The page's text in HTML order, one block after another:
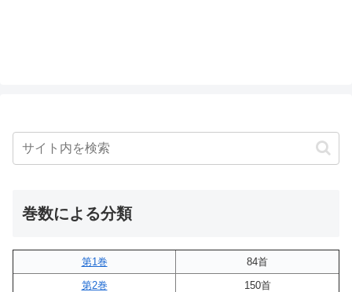
巻数による分類
第1巻
84首
第2巻
150首